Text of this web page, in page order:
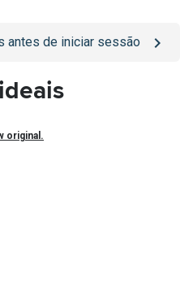
antes de iniciar sessão
original.